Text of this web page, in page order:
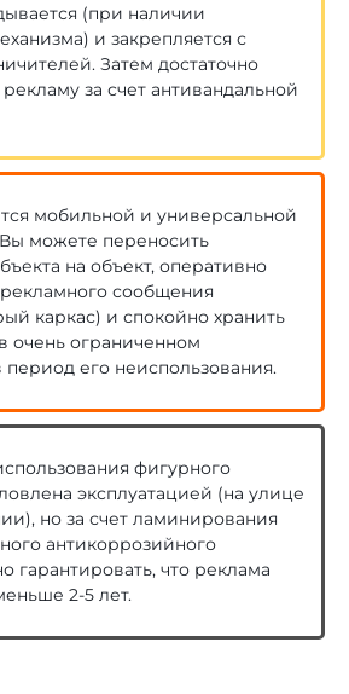
(при наличии
и закрепляется с
Затем достаточно
за счет антивандальной
мобильной и универсальной
можете переносить
на объект, оперативно
рекламного сообщения
каркас) и спокойно хранить
очень ограниченном
период его неиспользования.
фигурного
эксплуатацией (на улице
но за счет ламинирования
антикоррозийного
гарантировать, что реклама
2-5 лет.